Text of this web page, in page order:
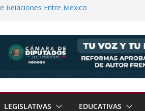
Relaciones Entre México
Municipales en Oaxaca
de Vehículo en
LEGISLATIVAS EDUCATIVAS